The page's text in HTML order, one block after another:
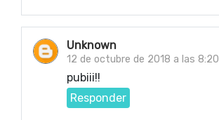
Unknown
12 de octubre de 2018 a las 8:20
pubiii!!
Responder